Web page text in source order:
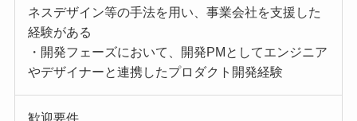
ネスデザイン等の手法を用い、事業会社を支援した
経験がある
・開発フェーズにおいて、開発PMとしてエンジニア
やデザイナーと連携したプロダクト開発経験
歓迎要件